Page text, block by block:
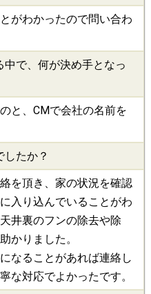
がわかったので問い合わ
中で、何が決め手となっ
と、CMで会社の名前を
したか？
を頂き、家の状況を確認
入り込んでいることがわ
井裏のフンの除去や除
かりました。
なることがあれば連絡し
な対応でよかったです。